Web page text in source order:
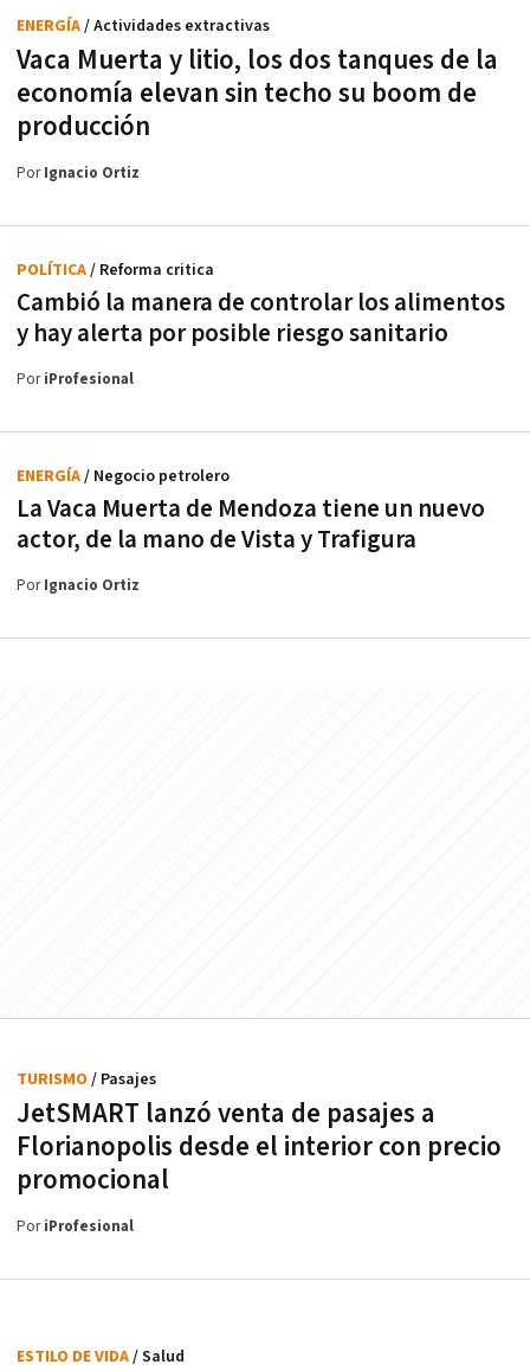
Vaca Muerta y litio, los dos tanques de la
economía elevan sin techo su boom de
producción
ENERGÍA/ Actividades extractivas
PorIgnacio Ortiz
Cambió la manera de controlar los alimentos
y hay alerta por posible riesgo sanitario
POLÍTICA/ Reforma critica
PoriProfesional
La Vaca Muerta de Mendoza tiene un nuevo
actor, de la mano de Vista y Trafigura
ENERGÍA/ Negocio petrolero
PorIgnacio Ortiz
JetSMART lanzó venta de pasajes a
Florianopolis desde el interior con precio
promocional
TURISMO / Pasajes
PoriProfesional
ESTILO DE VIDA/ Salud